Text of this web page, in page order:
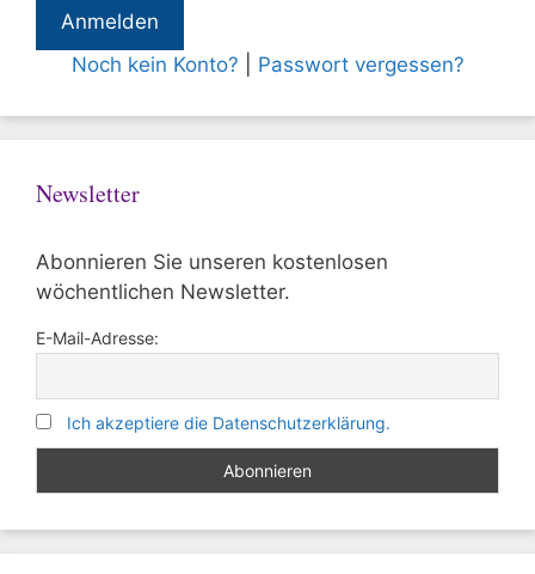
Noch kein Konto? Passwort vergessen?
Newsletter
Abonnieren Sie unseren kostenlosen
wöchentlichen Newsletter.
E-Mail-Adresse:
Ich akzeptiere die Datenschutzerklärung.